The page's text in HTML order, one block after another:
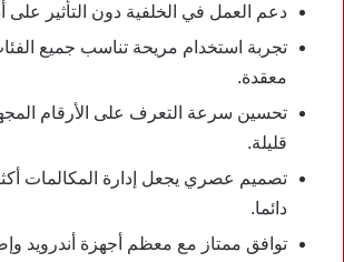
دعم العمل في الخلفية دون التأثير على
تجربة استخدام مريحة تناسب جميع
معقدة.
تحسين سرعة التعرف على الأرقام
قليلة.
تصميم عصري يجعل إدارة المكالمات
دائما.
توافق ممتاز مع معظم أجهزة أندرويد